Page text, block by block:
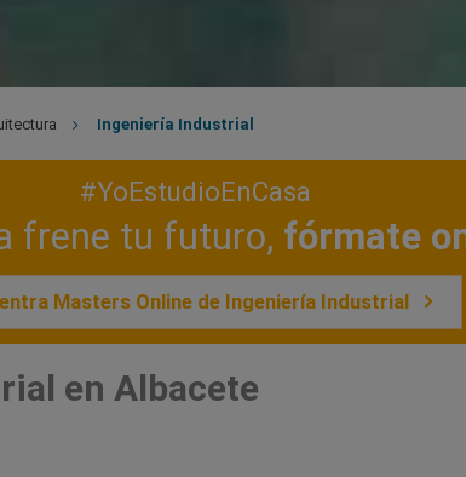
Ingeniería Industrial
#YoEstudioEnCasa
frene tu futuro, fórmate
Masters Online de Ingeniería Industrial
en Albacete